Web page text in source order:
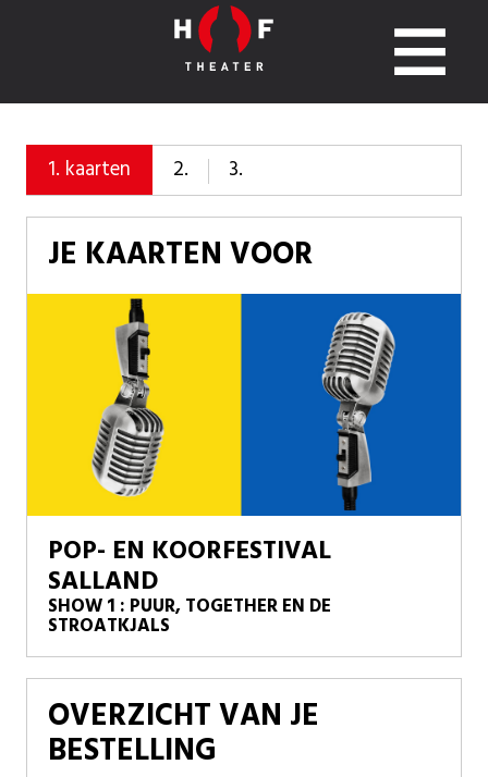
1. kaarten 2. 3.
JE KAARTEN VOOR
POP- EN KOORFESTIVAL
SALLAND
SHOW 1 : PUUR, TOGETHER EN DE
STROATKJALS
OVERZICHT VAN JE
BESTELLING